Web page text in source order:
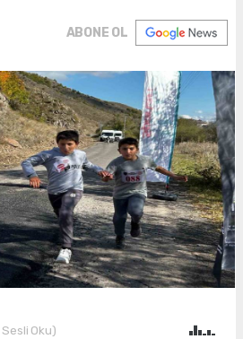
ABONE OL
Oku)